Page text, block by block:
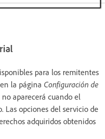
para los remitentes
la página Configuración de
aparecerá cuando el
Las opciones del servicio de
adquiridos obtenidos